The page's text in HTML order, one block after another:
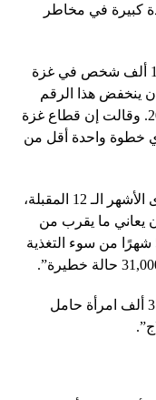
كبيرة في مخاطر
وقالت اللجنة يوم الجمعة إن أكثر من 100 ألف شخص في غزة
ينخفض ​​هذا الرقم
إلى حوالي 1900 شخص بحلول أبريل 2026. وقالت إن قطاع غزة
خطوة واحدة أقل من
وقال المركز الدولي للبراءات: “على مدى الأشهر الـ 12 المقبلة،
يعاني ما يقرب من
101,000 طفل تتراوح أعمارهم بين 6 و59 شهرًا من سوء التغذية
وأضافت: “خلال الفترة نفسها، ستواجه 37 ألف امرأة حامل